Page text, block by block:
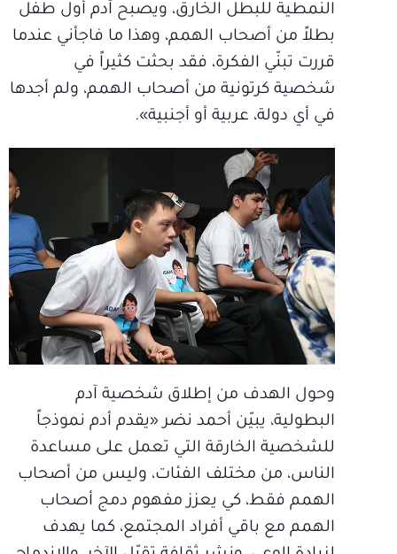
النمطية للبطل الخارق، ويصبح آدم أول طفل
بطلاً من أصحاب الهمم، وهذا ما فاجأني عندما
قررت تبنّي الفكرة، فقد بحثت كثيراً في
شخصية كرتونية من أصحاب الهمم، ولم أجدها
في أي دولة، عربية أو أجنبية».
وحول الهدف من إطلاق شخصية آدم
البطولية، يبيّن أحمد نضر «يقدم أدم نموذجاً
للشخصية الخارقة التي تعمل على مساعدة
الناس، من مختلف الفئات، وليس من أصحاب
الهمم فقط، كي يعزز مفهوم دمج أصحاب
الهمم مع باقي أفراد المجتمع، كما يهدف